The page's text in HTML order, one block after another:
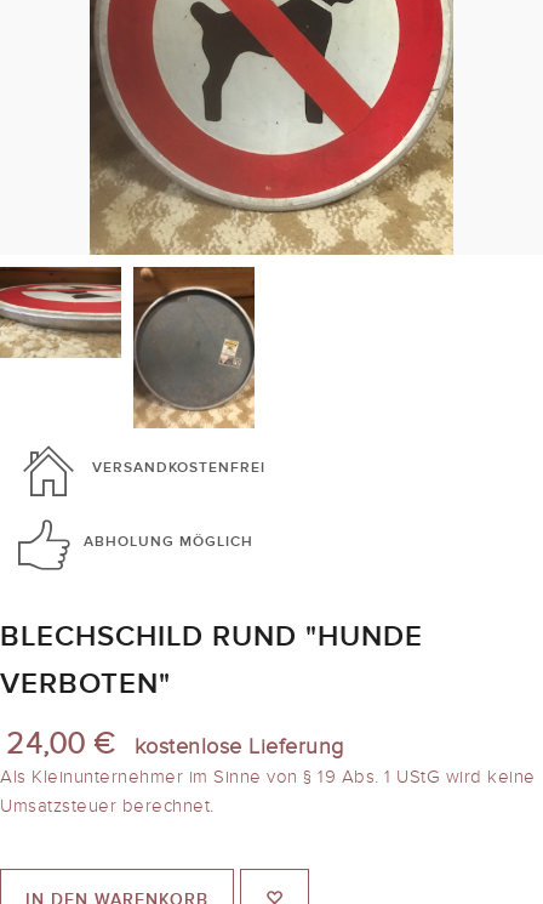
VERSANDKOSTENFREI
ABHOLUNG MÖGLICH
BLECHSCHILD RUND "HUNDE
VERBOTEN"
24,00 € kostenlose Lieferung
Als Kleinunternehmer im Sinne von § 19 Abs. 1 UStG wird keine
Umsatzsteuer berechnet.